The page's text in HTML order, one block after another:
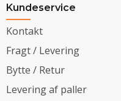
Kundeservice
Kontakt
Fragt / Levering
Bytte / Retur
Levering af paller